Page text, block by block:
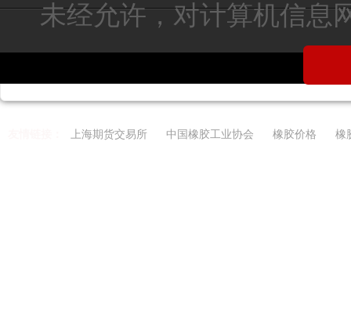
未经允许，对计算机信息
上海期货交易所 中国橡胶工业协会 橡胶价格 橡